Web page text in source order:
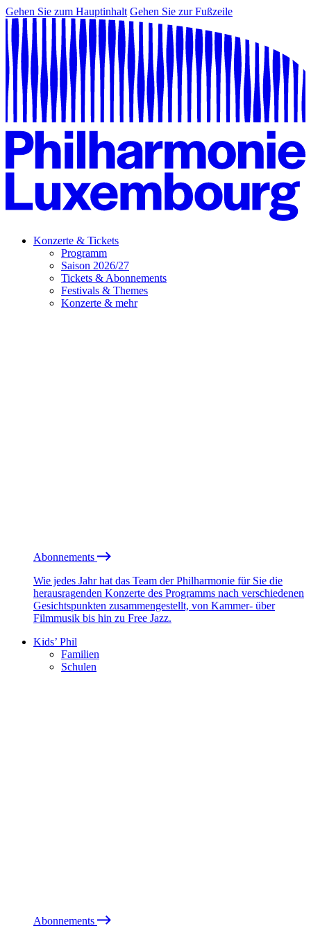
Gehen Sie zum Hauptinhalt Gehen Sie zur Fußzeile
Konzerte & Tickets
Programm
Saison 2026/27
Tickets & Abonnements
Festivals & Themes
Konzerte & mehr
Abonnements
Wie jedes Jahr hat das Team der Philharmonie für Sie die
herausragenden Konzerte des Programms nach verschiedenen
Gesichtspunkten zusammengestellt, von Kammer- über
Filmmusik bis hin zu Free Jazz.
Kids’ Phil
Familien
Schulen
Abonnements